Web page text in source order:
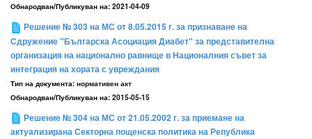
Обнародван/Публикуван на: 2021-04-09
Решение № 303 на МС от 8.05.2015 г. за признаване на
Сдружение "Българска Асоциация Диабет" за представителна
организация на национално равнище в Националния съвет за
интеграция на хората с увреждания
Тип на документа: нормативен акт
Обнародван/Публикуван на: 2015-05-15
Решение № 304 на МС от 21.05.2002 г. за приемане на
актуализирана Секторна пощенска политика на Република